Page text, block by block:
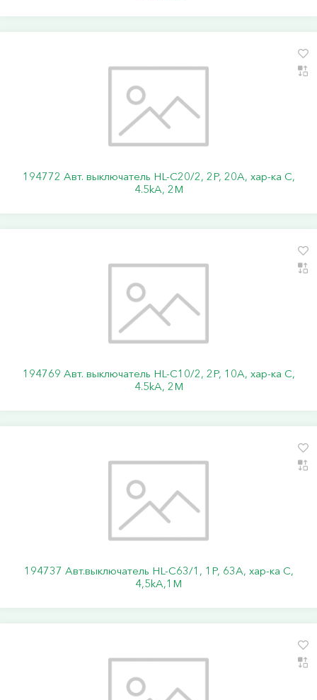
194772 Авт. выключатель HL-C20/2, 2P, 20A, хар-ка C,
4.5kA, 2M
194769 Авт. выключатель HL-C10/2, 2P, 10A, хар-ка C,
4.5kA, 2M
194737 Авт.выключатель HL-C63/1, 1Р, 63А, хар-ка С,
4,5kA,1M